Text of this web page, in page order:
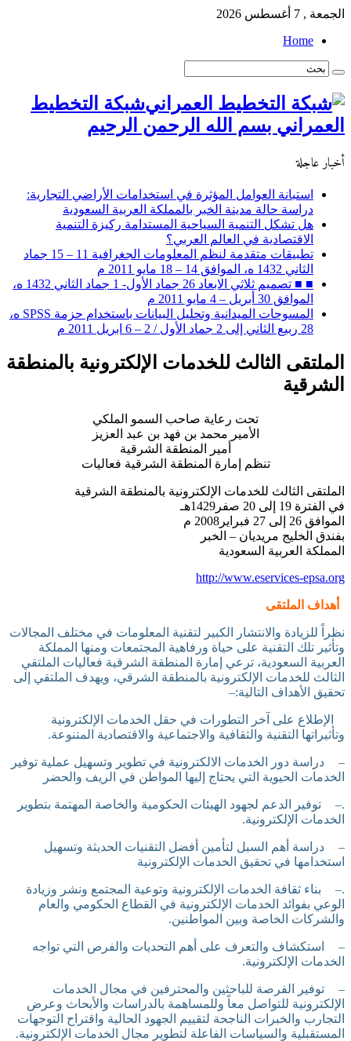
الجمعة , 7 أغسطس 2026
Home
شبكة التخطيط
العمراني بسم الله الرحمن الرحيم
أخبار عاجلة
استبانة العوامل المؤثرة في استخدامات الأراضي التجارية:
دراسة حالة مدينة الخبر بالمملكة العربية السعودية
هل تشكل التنمية السياحية المستدامة ركيزة التنمية
الاقتصادية في العالم العربي؟
تطبيقات متقدمة لنظم المعلومات الجغرافية 11 – 15 جماد
الثاني 1432 ه، الموافق 14 – 18 مايو 2011 م
■ ■ تصميم ثلاثي الابعاد 26 جماد الأول- 1 جماد الثاني 1432 ه،
الموافق 30 أبريل – 4 مايو 2011 م
المسوحات الميدانية وتحليل البيانات باستخدام حزمة SPSS ه،
28 ربيع الثاني إلى 2 جماد الأول / 2 – 6 ابريل 2011 م
الملتقى الثالث للخدمات الإلكترونية بالمنطقة
الشرقية
تحت رعاية صاحب السمو الملكي
الأمير محمد بن فهد بن عبد العزيز
أمير المنطقة الشرقية
تنظم إمارة المنطقة الشرقية فعاليات
الملتقى الثالث للخدمات الإلكترونية بالمنطقة الشرقية
في الفترة 19 إلى 20 صفر1429هـ
الموافق 26 إلى 27 فبراير2008 م
بفندق الخليج مريديان – الخبر
المملكة العربية السعودية
http://www.eservices-epsa.org
أهداف الملتقى
نظراً للزيادة والانتشار الكبير لتقنية المعلومات في مختلف المجالات
وتأثير تلك التقنية على حياة ورفاهية المجتمعات ومنها المملكة
العربية السعودية، ترعي إمارة المنطقة الشرقية فعاليات الملتقي
الثالث للخدمات الإلكترونية بالمنطقة الشرقي، ويهدف الملتقي إلى
تحقيق الأهداف التالية:–
الإطلاع على آخر التطورات في حقل الخدمات الإلكترونية
وتأثيراتها التقنية والثقافية والاجتماعية والاقتصادية المتنوعة.
–
دراسة دور الخدمات الالكترونية في تطوير وتسهيل عملية توفير
الخدمات الحيوية التي يحتاج إليها المواطن في الريف والحضر
.
–
توفير الدعم لجهود الهيئات الحكومية والخاصة المهتمة بتطوير
الخدمات الإلكترونية.
–
دراسة أهم السبل لتأمين أفضل التقنيات الحديثة وتسهيل
استخدامها في تحقيق الخدمات الإلكترونية
.
–
بناء ثقافة الخدمات الإلكترونية وتوعية المجتمع ونشر وزيادة
الوعي بفوائد الخدمات الإلكترونية في القطاع الحكومي والعام
والشركات الخاصة وبين المواطنين.
–
استكشاف والتعرف على أهم التحديات والفرص التي تواجه
الخدمات الإلكترونية.
–
توفير الفرصة للباحثين والمحترفين في مجال الخدمات
الإلكترونية للتواصل معاً وللمساهمة بالدراسات والأبحاث وعرض
التجارب والخبرات الناجحة لتقييم الجهود الحالية واقتراح التوجهات
المستقبلية والسياسات الفاعلة لتطوير مجال الخدمات الإلكترونية.